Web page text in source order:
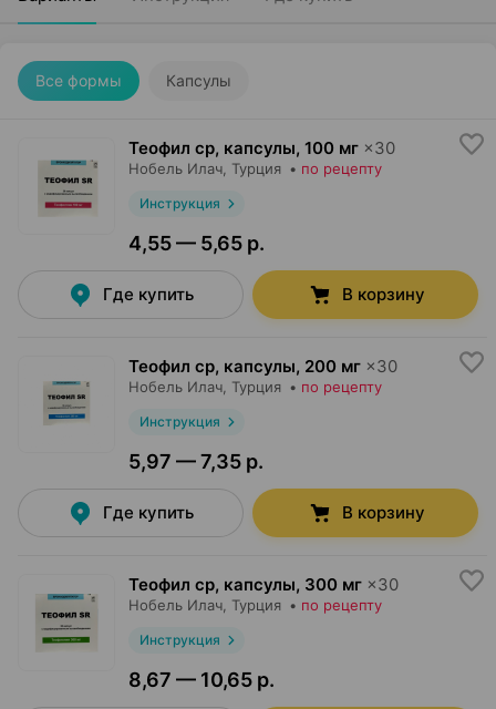
Все формы Капсулы
Теофил ср, капсулы, 100 мг ×30
Нобель Илач , Турция • по рецепту
Инструкция
4,55 — 5,65 р.
Где купить В корзину
Теофил ср, капсулы, 200 мг ×30
Нобель Илач , Турция • по рецепту
Инструкция
5,97 — 7,35 р.
Где купить В корзину
Теофил ср, капсулы, 300 мг ×30
Нобель Илач , Турция • по рецепту
Инструкция
8,67 — 10,65 р.